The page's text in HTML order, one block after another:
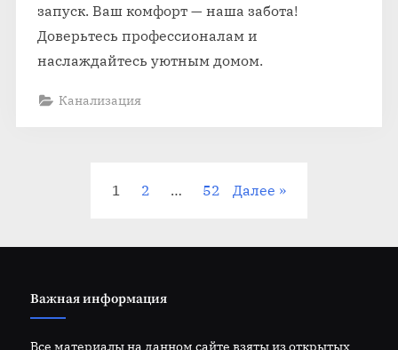
запуск. Ваш комфорт — наша забота!
Доверьтесь профессионалам и
наслаждайтесь уютным домом.
Канализация
1 2 … 52 Далее
Важная информация
Все материалы на данном сайте взяты из открытых